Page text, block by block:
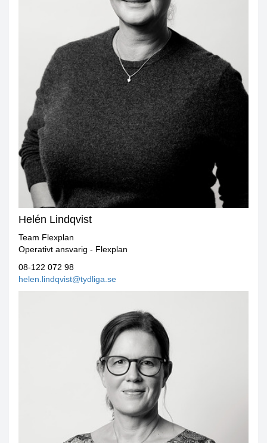
Helén Lindqvist
Team Flexplan
Operativt ansvarig - Flexplan
08-122 072 98
helen.lindqvist@tydliga.se